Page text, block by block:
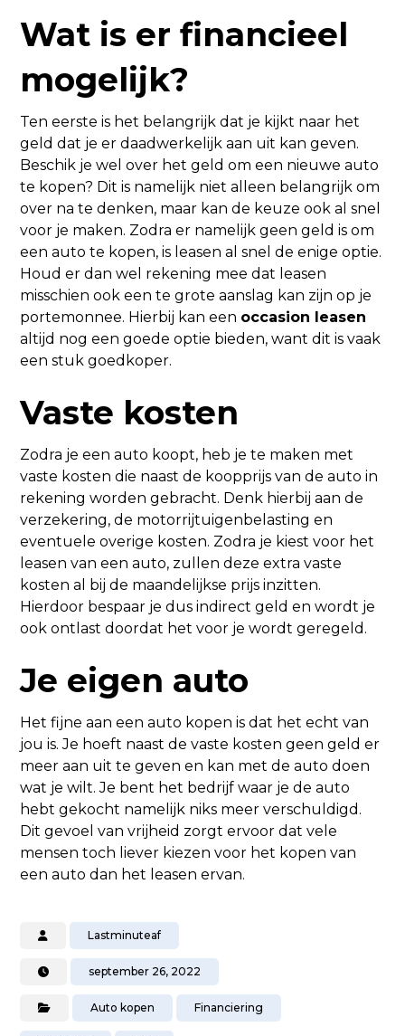
Wat is er financieel
mogelijk?
Ten eerste is het belangrijk dat je kijkt naar het
geld dat je er daadwerkelijk aan uit kan geven.
Beschik je wel over het geld om een nieuwe auto
te kopen? Dit is namelijk niet alleen belangrijk om
over na te denken, maar kan de keuze ook al snel
voor je maken. Zodra er namelijk geen geld is om
een auto te kopen, is leasen al snel de enige optie.
Houd er dan wel rekening mee dat leasen
misschien ook een te grote aanslag kan zijn op je
portemonnee. Hierbij kan een occasion leasen
altijd nog een goede optie bieden, want dit is vaak
een stuk goedkoper.
Vaste kosten
Zodra je een auto koopt, heb je te maken met
vaste kosten die naast de koopprijs van de auto in
rekening worden gebracht. Denk hierbij aan de
verzekering, de motorrijtuigenbelasting en
eventuele overige kosten. Zodra je kiest voor het
leasen van een auto, zullen deze extra vaste
kosten al bij de maandelijkse prijs inzitten.
Hierdoor bespaar je dus indirect geld en wordt je
ook ontlast doordat het voor je wordt geregeld.
Je eigen auto
Het fijne aan een auto kopen is dat het echt van
jou is. Je hoeft naast de vaste kosten geen geld er
meer aan uit te geven en kan met de auto doen
wat je wilt. Je bent het bedrijf waar je de auto
hebt gekocht namelijk niks meer verschuldigd.
Dit gevoel van vrijheid zorgt ervoor dat vele
mensen toch liever kiezen voor het kopen van
een auto dan het leasen ervan.
Lastminuteaf
september 26, 2022
Auto kopen Financiering